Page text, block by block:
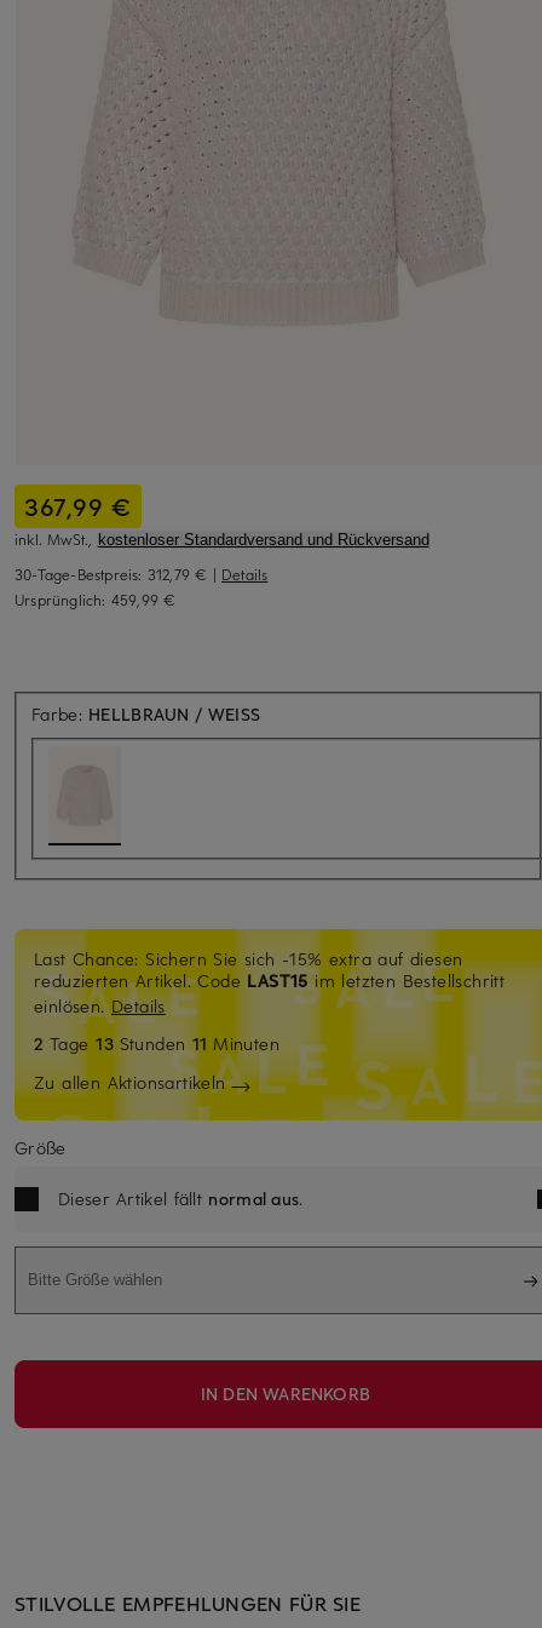
367,99 €
inkl. MwSt., kostenloser Standardversand und Rückversand
30-Tage-Bestpreis: 312,79 € | Details
Ursprünglich: 459,99 €
Farbe: HELLBRAUN / WEISS
Last Chance: Sichern Sie sich -15% extra auf diesen
reduzierten Artikel. Code LAST15im letzten Bestellschritt
einlösen.Details
2 Tage13 Stunden 11 Minuten
Zu allen Aktionsartikeln
Größe
Dieser Artikel fällt normal aus.
Bitte Größe wählen
IN DEN WARENKORB
STILVOLLE EMPFEHLUNGEN FÜR SIE